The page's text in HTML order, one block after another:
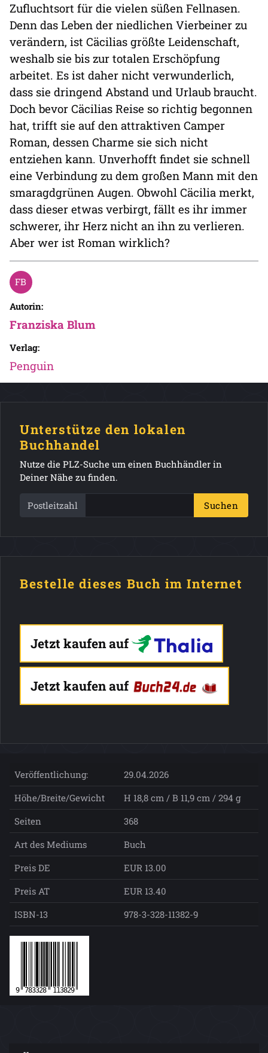
Zufluchtsort für die vielen süßen Fellnasen.
Denn das Leben der niedlichen Vierbeiner zu
verändern, ist Cäcilias größte Leidenschaft,
weshalb sie bis zur totalen Erschöpfung
arbeitet. Es ist daher nicht verwunderlich,
dass sie dringend Abstand und Urlaub braucht.
Doch bevor Cäcilias Reise so richtig begonnen
hat, trifft sie auf den attraktiven Camper
Roman, dessen Charme sie sich nicht
entziehen kann. Unverhofft findet sie schnell
eine Verbindung zu dem großen Mann mit den
smaragdgrünen Augen. Obwohl Cäcilia merkt,
dass dieser etwas verbirgt, fällt es ihr immer
schwerer, ihr Herz nicht an ihn zu verlieren.
Aber wer ist Roman wirklich?
Autorin:
Franziska Blum
Verlag:
Penguin
Unterstütze den lokalen
Buchhandel
Nutze die PLZ-Suche um einen Buchhändler in
Deiner Nähe zu finden.
Postleitzahl Suchen
Bestelle dieses Buch im Internet
Jetzt kaufen auf
Jetzt kaufen auf
Veröffentlichung:
29.04.2026
Höhe/Breite/Gewicht
H 18,8 cm / B 11,9 cm / 294 g
Seiten
368
Art des Mediums
Buch
Preis DE
EUR 13.00
Preis AT
EUR 13.40
ISBN-13
978-3-328-11382-9